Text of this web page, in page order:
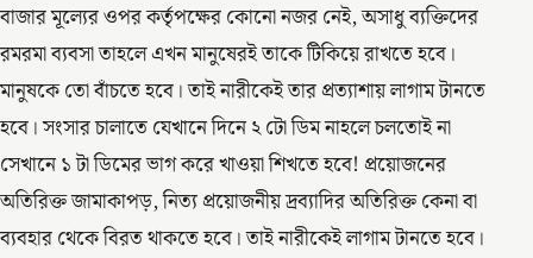
বাজার মূল্যের ওপর কর্তৃপক্ষের কোনো নজর নেই, অসাধু ব্যক্তিদের
রমরমা ব্যবসা তাহলে এখন মানুষেরই তাকে টিকিয়ে রাখতে হবে।
মানুষকে তো বাঁচতে হবে। তাই নারীকেই তার প্রত্যাশায় লাগাম টানতে
হবে। সংসার চালাতে যেখানে দিনে ২ টো ডিম নাহলে চলতোই না
সেখানে ১ টা ডিমের ভাগ করে খাওয়া শিখতে হবে! প্রয়োজনের
অতিরিক্ত জামাকাপড়, নিত্য প্রয়োজনীয় দ্রব্যাদির অতিরিক্ত কেনা বা
ব্যবহার থেকে বিরত থাকতে হবে। তাই নারীকেই লাগাম টানতে হবে।